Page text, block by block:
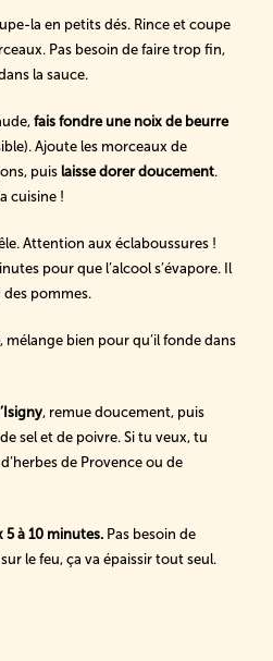
la en petits dés. Rince et coupe
Pas besoin de faire trop fin,
la sauce.
fais fondre une noix de beurre
Ajoute les morceaux de
puis laisse dorer doucement.
cuisine !
Attention aux éclaboussures !
pour que l’alcool s’évapore. Il
des pommes.
, mélange bien pour qu’il fonde dans
, remue doucement, puis
sel et de poivre. Si tu veux, tu
de Provence ou de
5 à 10 minutes. Pas besoin de
le feu, ça va épaissir tout seul.